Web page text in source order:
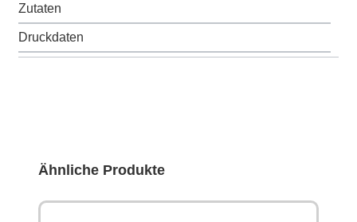
Zutaten
Druckdaten
Produktgalerie überspringen
Ähnliche Produkte